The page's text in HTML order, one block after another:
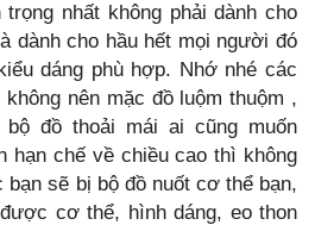
nhất không phải dành cho
dành cho hầu hết mọi người đó
dáng phù hợp. Nhớ nhé các
nên mặc đồ luộm thuộm ,
bộ đồ thoải mái ai cũng muốn
hạn chế về chiều cao thì không
bạn sẽ bị bộ đồ nuốt cơ thể bạn,
cơ thể, hình dáng, eo thon